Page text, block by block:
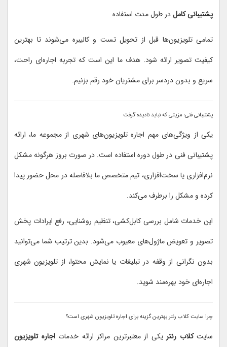
پشتیبانی کاملدر طول مدت استفاده
تمامی تلویزیون‌ها قبل از تحویل تست و کالیبره می‌شوند تا بهترین
کیفیت تصویر ارائه شود. هدف ما این است که تجربه اجاره‌ای راحت،
سریع و بدون دردسر برای مشتریان خود رقم بزنیم.
پشتیبانی فنی؛ مزیتی که نباید نادیده گرفت
یکی از ویژگی‌های مهم اجاره تلویزیون‌های شهری از مجموعه ما، ارائه
پشتیبانی فنی در طول دوره استفاده است. در صورت بروز هرگونه مشکل
نرم‌افزاری یا سخت‌افزاری، تیم متخصص ما بلافاصله در محل حضور پیدا
کرده و مشکل را برطرف می‌کند.
این خدمات شامل بررسی کابل‌کشی، تنظیم روشنایی، رفع ایرادات پخش
تصویر و تعویض ماژول‌های معیوب می‌شود. بدین ترتیب شما می‌توانید
بدون نگرانی از وقفه در تبلیغات یا نمایش محتوا، از تلویزیون شهری
اجاره‌ای خود بهره‌مند شوید.
چرا سایت کلاب رنتر بهترین گزینه برای اجاره تلویزیون شهری است؟
سایتکلاب رنتر یکی از معتبرترین مراکز ارائه خدماتاجاره تلویزیون